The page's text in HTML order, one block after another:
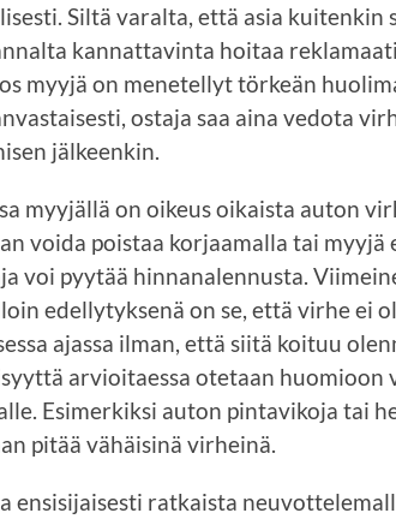
Siltä varalta, että asia kuitenkin
kannattavinta hoitaa
myyjä on menetellyt törkeän
ostaja saa aina vedota
jälkeenkin.
myyjällä on oikeus oikaista auton
voida poistaa korjaamalla tai myyjä
voi pyytää hinnanalennusta.
edellytyksenä on se, että virhe ei
ajassa ilman, että siitä koituu
arvioitaessa otetaan huomioon
Esimerkiksi auton pintavikoja tai
pitää vähäisinä virheinä.
ensisijaisesti ratkaista